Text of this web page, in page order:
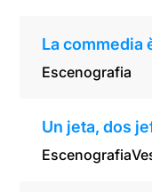
La commedia
Escenografia
Un jeta, dos
Escenografia